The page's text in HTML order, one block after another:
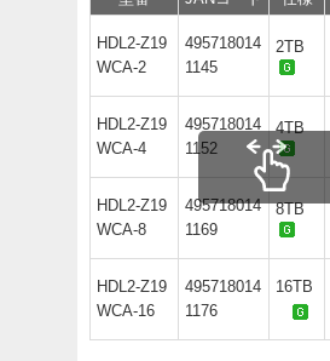
HDL2-Z19
WCA-2
495718014
1145
2TB
HDL2-Z19
WCA-4
495718014
1152
4TB
HDL2-Z19
WCA-8
495718014
1169
8TB
HDL2-Z19
WCA-16
495718014
1176
16TB